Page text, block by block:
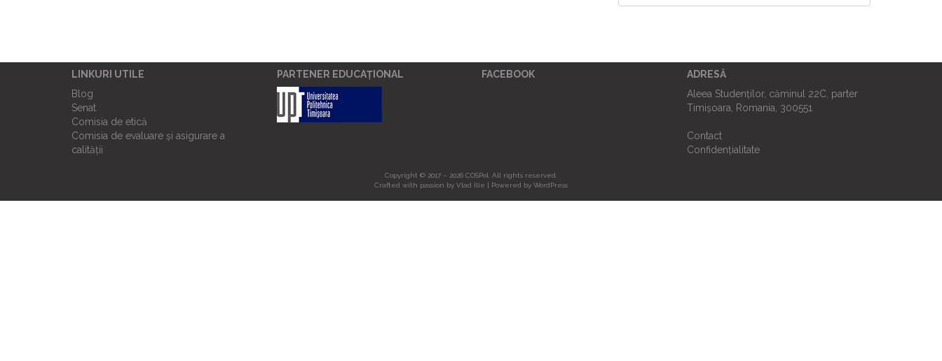
LINKURI UTILE
Blog
Senat
Comisia de etică
Comisia de evaluare și asigurare a
calității
PARTENER EDUCAȚIONAL FACEBOOK
ADRESĂ
Aleea Studenților, căminul 22C, parter
Timișoara, Romania, 300551
Contact
Confidențialitate
Copyright © 2017 – 2026 COSPol. All rights reserved.
Crafted with passion by Vlad Ilie | Powered by WordPress